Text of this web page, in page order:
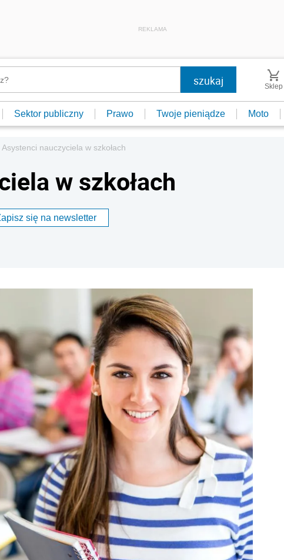
REKLAMA
Sklep
Sektor publiczny Prawo Twoje pieniądze Moto
Asystenci nauczyciela w szkołach
w szkołach
się na newsletter